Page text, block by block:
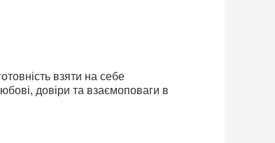
взяти на себе
довіри та взаємоповаги в